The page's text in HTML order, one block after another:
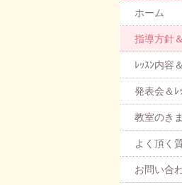
ホーム
指導方針
ﾚｯｽﾝ内容
発表会＆ﾚ
教室のき
よく頂く
お問い合